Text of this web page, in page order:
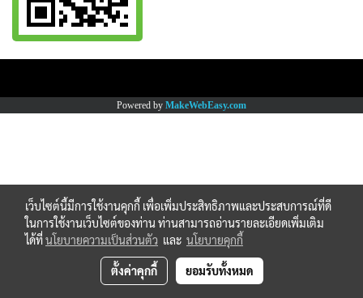
Powered by MakeWebEasy.com
เว็บไซต์นี้มีการใช้งานคุกกี้ เพื่อเพิ่มประสิทธิภาพและประสบการณ์ที่ดี
ในการใช้งานเว็บไซต์ของท่าน ท่านสามารถอ่านรายละเอียดเพิ่มเติม
ได้ที่นโยบายความเป็นส่วนตัว และ นโยบายคุกกี้
ตั้งค่าคุกกี้ ยอมรับทั้งหมด